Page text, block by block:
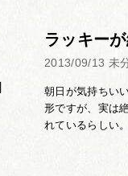
ラッキー
2013/09/13 未
朝日が気持ちい
形ですが、実は
れているらしい